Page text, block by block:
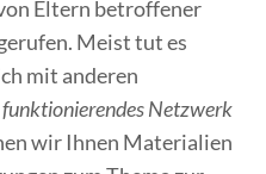
Eltern betroffener
Meist tut es
mit anderen
funktionierendes Netzwerk
wir Ihnen Materialien